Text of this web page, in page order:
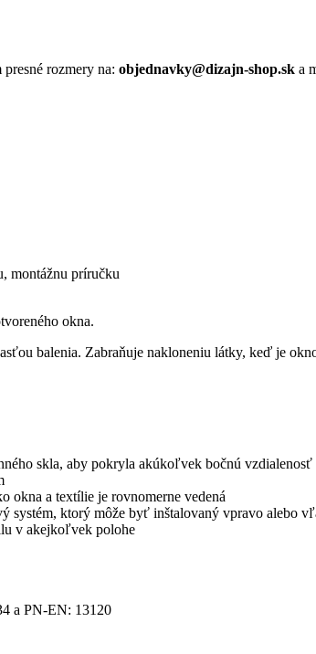
presné rozmery na: objednavky@dizajn-shop.sk a
montážnu príručku
okna.
balenia. Zabraňuje nakloneniu látky, keď je
skla, aby pokryla akúkoľvek bočnú vzdialenosť
okna a textílie je rovnomerne vedená
systém, ktorý môže byť inštalovaný vpravo alebo
v akejkoľvek polohe
a PN-EN: 13120